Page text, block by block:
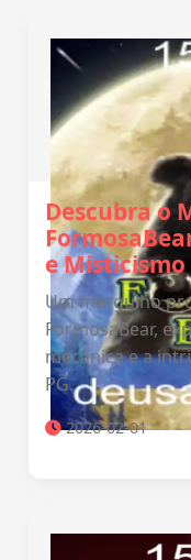
Descubra o
e Misticismo
Um mergulho
FormosaBear,
mecânica e a
PG.
2026-02-01